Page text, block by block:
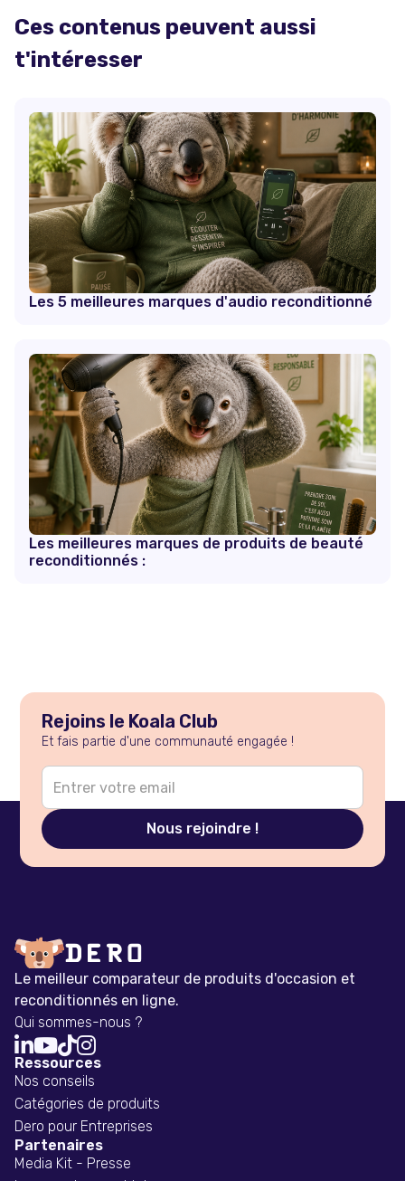
Ces contenus peuvent aussi
t'intéresser
Les 5 meilleures marques d'audio reconditionné
Les meilleures marques de produits de beauté
reconditionnés :
Rejoins le Koala Club
Et fais partie d'une communauté engagée !
Le meilleur comparateur de produits d'occasion et
reconditionnés en ligne.
Qui sommes-nous ?

Ressources
Nos conseils
Catégories de produits
Dero pour Entreprises
Partenaires
Media Kit - Presse